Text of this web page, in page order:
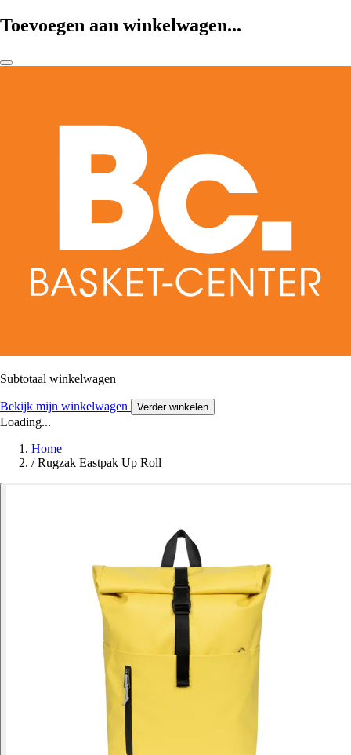
Toevoegen aan winkelwagen...
Subtotaal winkelwagen
Bekijk mijn winkelwagen Verder winkelen
Loading...
Home
/ Rugzak Eastpak Up Roll